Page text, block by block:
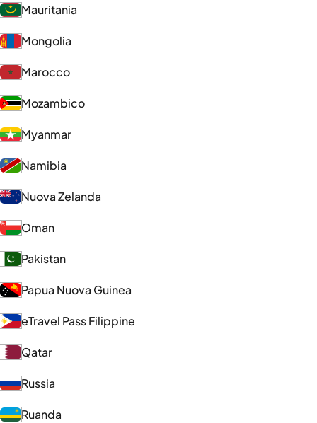
Mauritania
Mongolia
Marocco
Mozambico
Myanmar
Namibia
Nuova Zelanda
Oman
Pakistan
Papua Nuova Guinea
eTravel Pass Filippine
Qatar
Russia
Ruanda